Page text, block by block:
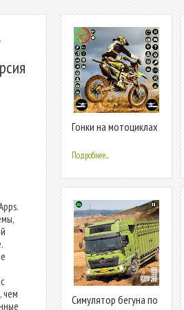
чем
Гонки на мотоциклах
Подробнее...
Симулятор бегуна по